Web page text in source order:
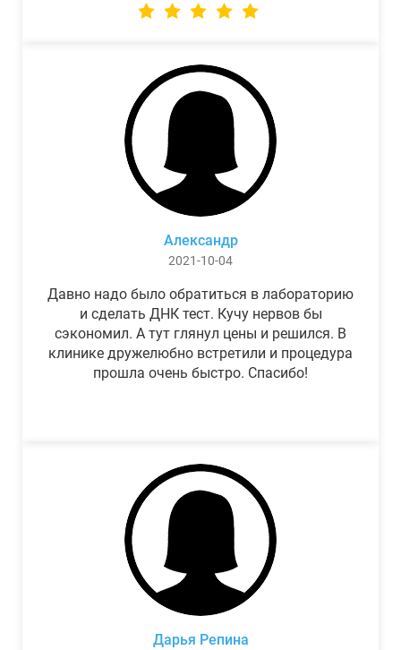
Александр
2021-10-04
Давно надо было обратиться в лабораторию
и сделать ДНК тест. Кучу нервов бы
сэкономил. А тут глянул цены и решился. В
клинике дружелюбно встретили и процедура
прошла очень быстро. Спасибо!
Дарья Репина